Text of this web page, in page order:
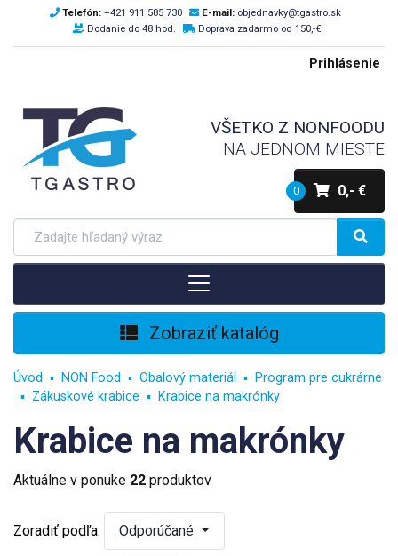
Telefón: +421 911 585 730 E-mail: objednavky@tgastro.sk
Dodanie do 48 hod.
Doprava zadarmo od 150,-€
Prihlásenie
VŠETKO Z NONFOODU
NA JEDNOM MIESTE
0 0,- €
Zobraziť katalóg
Úvod NON Food Obalový materiál
Program pre cukrárne
Zákuskové krabice
Krabice na makrónky
Krabice na makrónky
Aktuálne v ponuke 22 produktov
Zoradiť podľa: Odporúčané